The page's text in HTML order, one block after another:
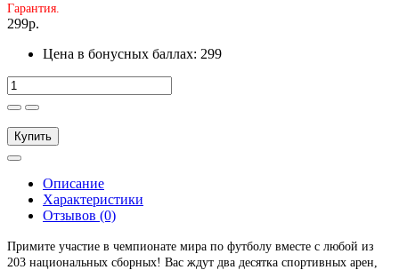
Гарантия.
299р.
Цена в бонусных баллах: 299
Купить
Описание
Характеристики
Отзывов (0)
Примите участие в чемпионате мира по футболу вместе с любой из
203 национальных сборных! Вас ждут два десятка спортивных арен,